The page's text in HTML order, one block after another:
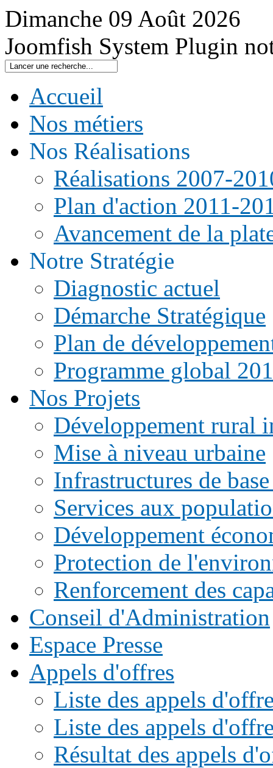
Dimanche 09 Août 2026
Joomfish System Plugin
Accueil
Nos métiers
Nos Réalisations
Réalisations 2007-
Plan d'action 2011-
Avancement de la
Notre Stratégie
Diagnostic actuel
Démarche Stratégique
Plan de
Programme global
Nos Projets
Développement rural
Mise à niveau urbaine
Infrastructures de
Services aux
Développement
Protection de
Renforcement des
Conseil d'Administration
Espace Presse
Appels d'offres
Liste des appels
Liste des appels
Résultat des appels